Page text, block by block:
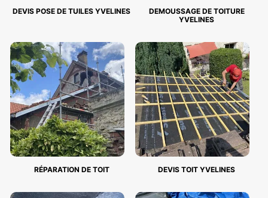
DEVIS POSE DE TUILES YVELINES
DEMOUSSAGE DE TOITURE
YVELINES
RÉPARATION DE TOIT DEVIS TOIT YVELINES